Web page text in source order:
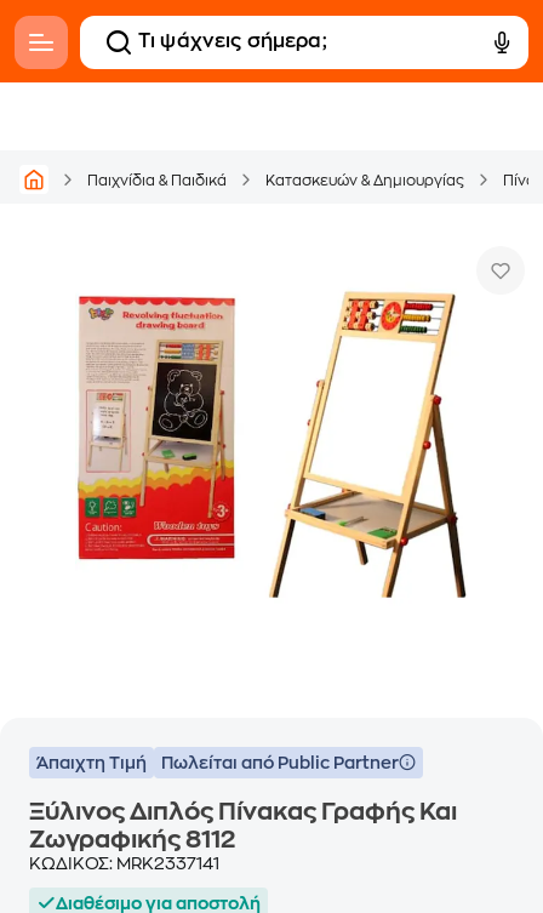
Παιχνίδια & Παιδικά Κατασκευών & Δημιουργίας
Άπαιχτη Τιμή Πωλείται από Public Partner
Ξύλινος Διπλός Πίνακας Γραφής Και
Ζωγραφικής 8112
ΚΩΔΙΚΟΣ: MRK2337141
Διαθέσιμο για αποστολή